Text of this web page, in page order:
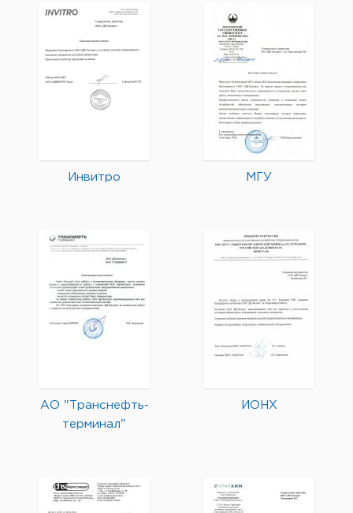
Инвитро МГУ
АО "Транснефть-
терминал"
ИОНХ